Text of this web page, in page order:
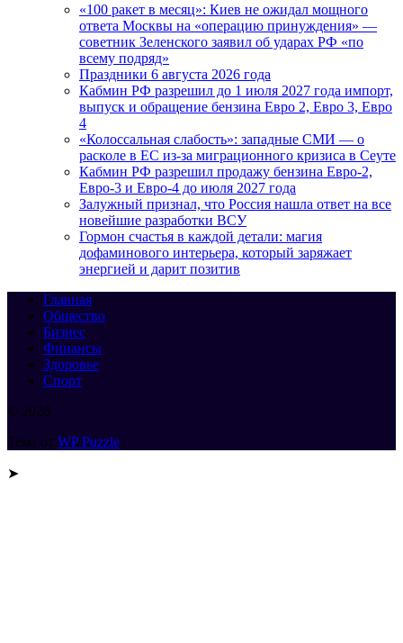
«100 ракет в месяц»: Киев не ожидал мощного
ответа Москвы на «операцию принуждения» —
советник Зеленского заявил об ударах РФ «по
всему подряд»
Праздники 6 августа 2026 года
Кабмин РФ разрешил до 1 июля 2027 года импорт,
выпуск и обращение бензина Евро 2, Евро 3, Евро
4
«Колоссальная слабость»: западные СМИ — о
расколе в ЕС из-за миграционного кризиса в Сеуте
Кабмин РФ разрешил продажу бензина Евро-2,
Евро-3 и Евро-4 до июля 2027 года
Залужный признал, что Россия нашла ответ на все
новейшие разработки ВСУ
Гормон счастья в каждой детали: магия
дофаминового интерьера, который заряжает
энергией и дарит позитив
Главная
Общество
Бизнес
Финансы
Здоровье
Спорт
© 2026
Тема от WP Puzzle
➤